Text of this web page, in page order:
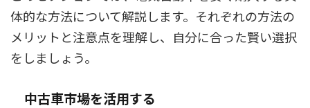
体的な方法について解説します。それぞれの方法の
メリットと注意点を理解し、自分に合った賢い選択
をしましょう。
中古車市場を活用する